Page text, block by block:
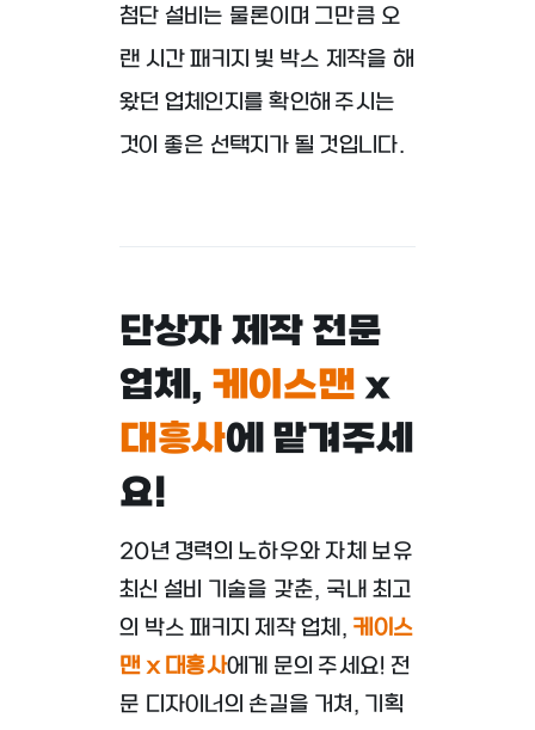
첨단 설비는 물론이며 그만큼 오
랜 시간 패키지 빛 박스 제작을 해
왔던 업체인지를확인해 주시는
것이 좋은 선택지가 될 것입니다.
단상자 제작 전문
업체, 케이스맨 x
대흥사에 맡겨주세
요!
20년 경력의 노하우와 자체 보유
최신 설비 기술을 갖춘, 국내 최고
의 박스 패키지 제작 업체, 케이스
맨 x 대흥사에게 문의 주세요! 전
문 디자이너의 손길을 거쳐, 기획